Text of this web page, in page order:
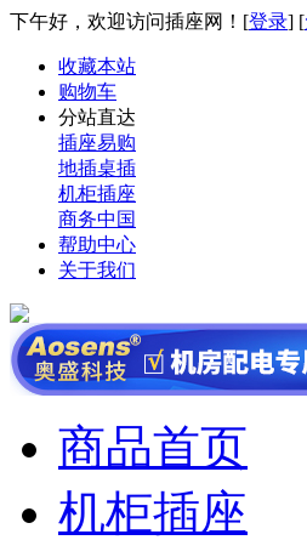
下午好，欢迎访问插座网！[登录] [
收藏本站
购物车
分站直达
插座易购
地插桌插
机柜插座
商务中国
帮助中心
关于我们
商品首页
机柜插座